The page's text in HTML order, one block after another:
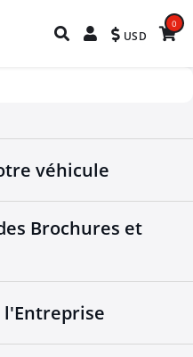
USD
0
véhicule
Brochures et
l'Entreprise